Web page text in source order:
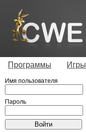
Программы Игры
Имя пользователя
Пароль